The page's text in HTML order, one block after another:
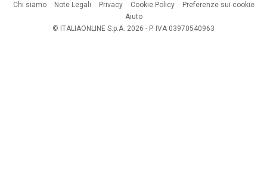
Chi siamo Note Legali Privacy Cookie Policy
Preferenze sui cookie
Aiuto
© ITALIAONLINE S.p.A. 2026 - P. IVA 03970540963